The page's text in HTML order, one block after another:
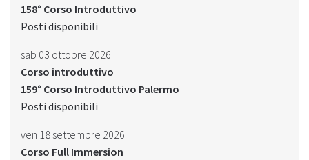
158° Corso Introduttivo
Posti disponibili
sab 03 ottobre 2026
Corso introduttivo
159° Corso Introduttivo Palermo
Posti disponibili
ven 18 settembre 2026
Corso Full Immersion